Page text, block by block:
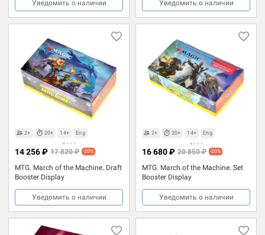
Уведомить о наличии Уведомить о наличии
2+ 20+ 14+ Eng
MTG. March of the Machine. Draft
Booster Display
14 256 ₽ 17 820 ₽ -20%
Уведомить о наличии
2+ 20+ 14+ Eng
MTG. March of the Machine. Set
Booster Display
16 680 ₽ 20 850 ₽ -20%
Уведомить о наличии